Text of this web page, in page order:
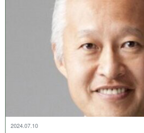
2024.07.10